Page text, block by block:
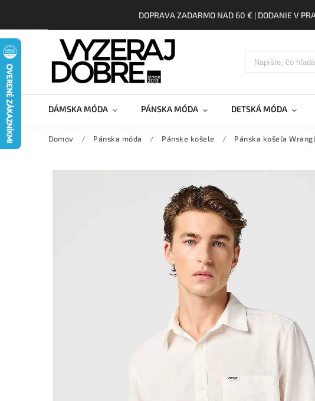
DOPRAVA ZADARMO NAD 60 € | DODANIE V
DÁMSKA MÓDA PÁNSKA MÓDA DETSKÁ MÓDA
Domov / Pánska móda / Pánske košele / Pánska košeľa